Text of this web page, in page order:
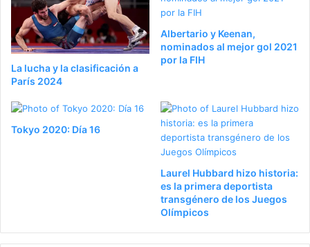
La lucha y la clasificación a
París 2024
Albertario y Keenan,
nominados al mejor gol 2021
por la FIH
Tokyo 2020: Día 16
Laurel Hubbard hizo historia:
es la primera deportista
transgénero de los Juegos
Olímpicos